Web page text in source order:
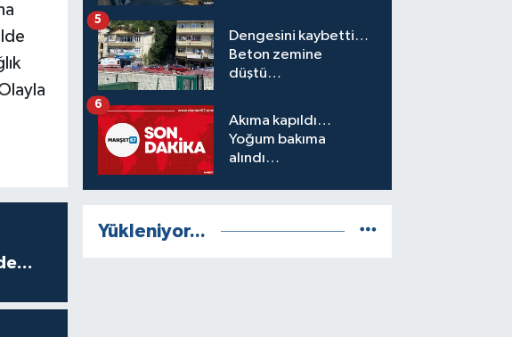
Dengesini kaybetti…
Beton zemine
düştü…
5
Akıma kapıldı…
Yoğum bakıma
alındı…
6
Yükleniyor...